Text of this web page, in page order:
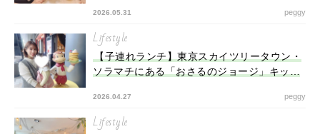
2026.05.31 peggy
Lifestyle
【子連れランチ】東京スカイツリータウン・
ソラマチにある「おさるのジョージ」キッチ
2026.04.27 peggy
Lifestyle